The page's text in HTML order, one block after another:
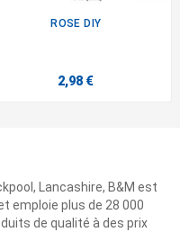
ROSE DIY
2,98 €
Lancashire, B&M est
emploie plus de 28 000
de qualité à des prix